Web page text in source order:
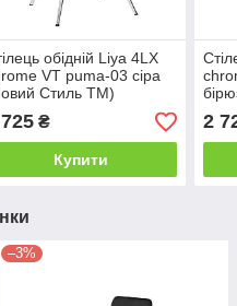
обідній Liya 4LX
VT puma-03 сіра
Стиль ТМ)
₴
Купити
ТМ)
2
–3%